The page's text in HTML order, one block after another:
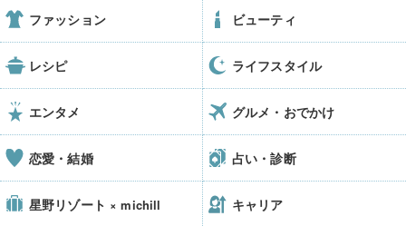
ファッション ビューティ
レシピ ライフスタイル
エンタメ グルメ・おでかけ
恋愛・結婚 占い・診断
星野リゾート × michill キャリア